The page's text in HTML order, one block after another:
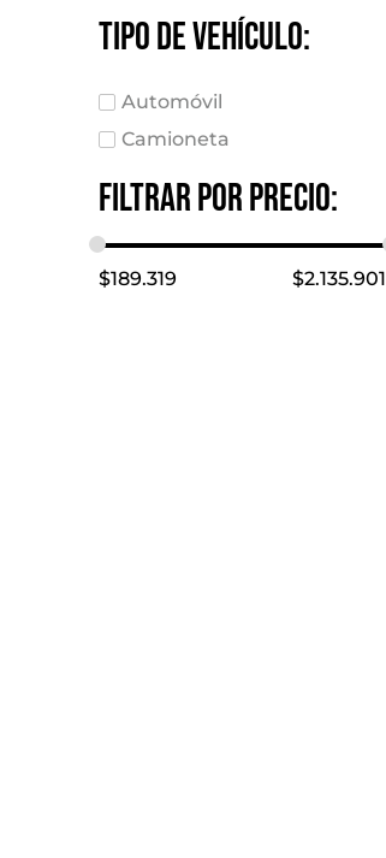
Tipo de vehículo:
Automóvil
Camioneta
Filtrar por precio:
$189.319 $2.135.901